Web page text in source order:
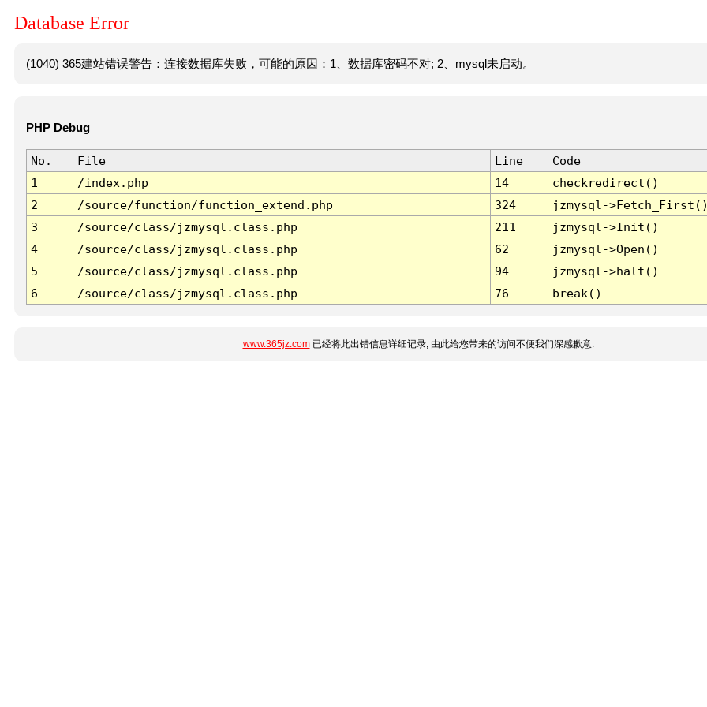
Database Error
(1040) 365建站错误警告：连接数据库失败，可能的原因：1、数据库密码不对; 2、mysql未启动。
PHP Debug
No. File Line
Code
1
/index.php 14
checkredirect()
2
/source/function/function_extend.php 324
jzmysql-
3
/source/class/jzmysql.class.php 211
jzmysql->Init()
4
/source/class/jzmysql.class.php 62
jzmysql->Open()
5
/source/class/jzmysql.class.php 94
jzmysql->halt()
6
/source/class/jzmysql.class.php 76 break()
www.365jz.com已经将此出错信息详细记录, 由此给您带来的访问不便我们深感歉意.